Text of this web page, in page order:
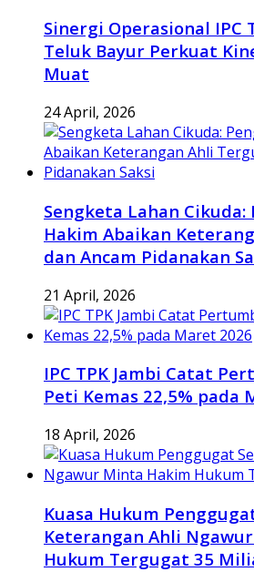
Sinergi Operasional IPC
Teluk Bayur Perkuat
Muat
24 April, 2026
Sengketa Lahan
Hakim Abaikan
dan Ancam Pidanakan
21 April, 2026
IPC TPK Jambi Catat
Peti Kemas 22,5% pada
18 April, 2026
Kuasa Hukum
Keterangan Ahli
Hukum Tergugat 35